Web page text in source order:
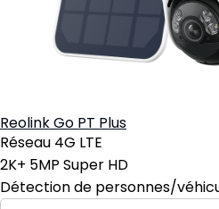
Reolink Go PT Plus
Réseau 4G LTE
2K+ 5MP Super HD
Détection de personnes/